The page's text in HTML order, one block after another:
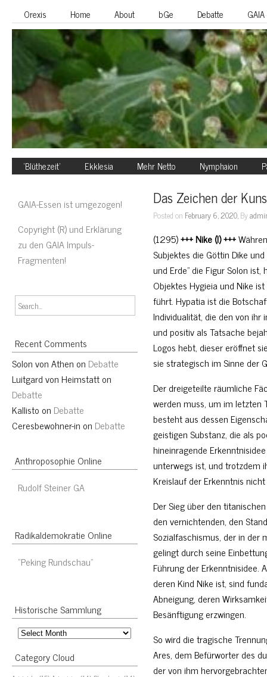
Orexis Home About bGe Debatte GAIA
‘Blüthezeit’ Ekklesia Mehr Netto Nymphaion
GAIA-Essen ist umgezogen!
Copyright (R) und Erklärung
zu den GAIA Impuls-
Fragmenten!
Recent Comments
Solon von Athen on Debatte
Luitgard von Heimstatton
Debatte
Kallisto on Debatte
Ceresbewohner-in on Debatte
Anthroposophie Online
Rudolf Steiner GA
Radikaldemokratie Online
“Peking Rundschau”
Historische Sammlung
Historische
Sammlung
Category Cloud
Das Zeichen der
Posted on February 6, 2020,By
(1295)+++ Nike (I) +++
Subjektes die Göttin Dike
und Erde” die Figur Solon
Objektes Hygieia und Nike
führt. Hypatia ist die
Individualität, die den von
und positiv als Tatsache
Logos hebt, dieser eröffnet
sie strategisch im Sinne der
Der dreigeteilte räumliche
werden muss, um im letzten
besteht aus dessen
geistigen Substanz, die als
hineinragende
unterwegs ist, und trotzdem
Kreislauf der Erkenntnis
Der Sieg über den
den vernichtenden, den
Sozialfaschismus, der in der
gelingt durch seine
Führung der Erkenntnisidee.
deren Kind Nike ist, sind
Abneigung, deren
Besänftigung erzwingen.
So wird die tragische
Ares, dem Befürworter des
der von ihm